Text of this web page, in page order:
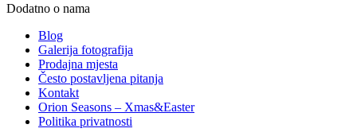
Dodatno o nama
Blog
Galerija fotografija
Prodajna mjesta
Često postavljena pitanja
Kontakt
Orion Seasons – Xmas&Easter
Politika privatnosti